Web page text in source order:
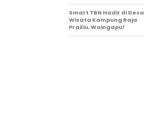
Smart TBN Hadir di Desa
Wisata Kampung Raja
Prailiu, Waingapu!